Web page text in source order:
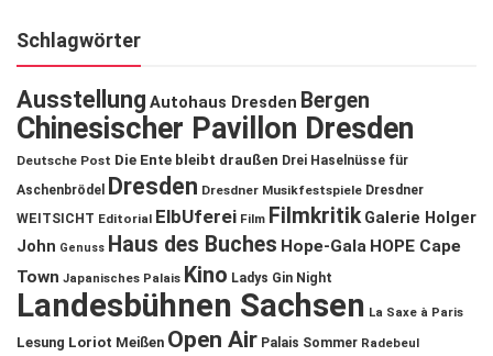
Schlagwörter
Ausstellung Autohaus Dresden Bergen
Chinesischer Pavillon Dresden
Deutsche Post Die Ente bleibt draußen Drei Haselnüsse für
Aschenbrödel
Dresden Dresdner Musikfestspiele Dresdner
WEITSICHT Editorial ElbUferei Film Filmkritik Galerie Holger
John Genuss Haus des Buches Hope-Gala HOPE Cape
Town Japanisches Palais Kino Ladys Gin Night
Landesbühnen Sachsen La Saxe à Paris
Lesung Loriot Meißen Open Air Palais Sommer Radebeul